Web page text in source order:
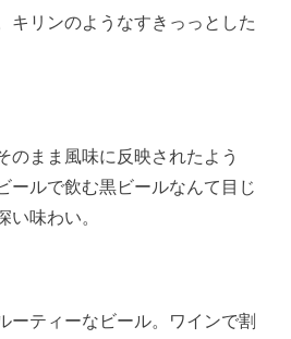
キリンのようなすきっっとした
のまま風味に反映されたよう
ールで飲む黒ビールなんて目じ
い味わい。
ーティーなビール。ワインで割